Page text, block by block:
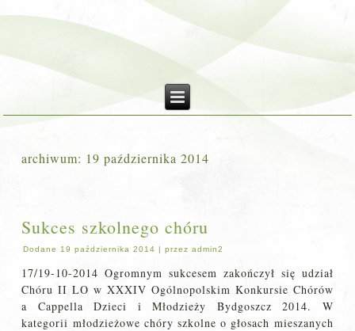
archiwum: 19 października 2014
Sukces szkolnego chóru
Dodane 19 października 2014 |przez admin2
17/19-10-2014 Ogromnym sukcesem zakończył się udział
Chóru II LO w XXXIV Ogólnopolskim Konkursie Chórów
a Cappella Dzieci i Młodzieży Bydgoszcz 2014. W
kategorii młodzieżowe chóry szkolne o głosach mieszanych